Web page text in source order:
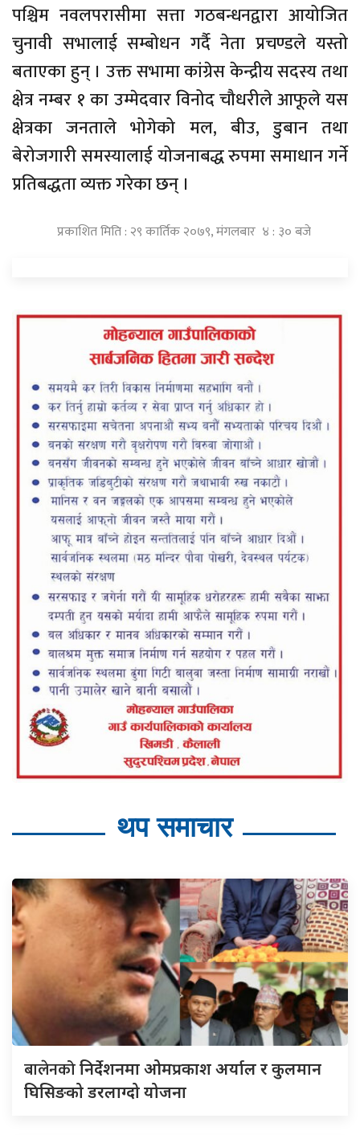
पश्चिम नवलपरासीमा सत्ता गठबन्धनद्वारा आयोजित
चुनावी सभालाई सम्बोधन गर्दै नेता प्रचण्डले यस्तो
बताएका हुन् । उक्त सभामा कांग्रेस केन्द्रीय सदस्य तथा
क्षेत्र नम्बर १ का उम्मेदवार विनोद चौधरीले आफूले यस
क्षेत्रका जनताले भोगेको मल, बीउ, डुबान तथा
बेरोजगारी समस्यालाई योजनाबद्ध रुपमा समाधान गर्ने
प्रतिबद्धता व्यक्त गरेका छन् ।
प्रकाशित मिति : २९ कार्तिक २०७९, मंगलबार ४ : ३० बजे
थप समाचार
बालेनकोनिर्देशनमा ओमप्रकाश अर्याल र कुलमान
घिसिङको डरलाग्दो योजना